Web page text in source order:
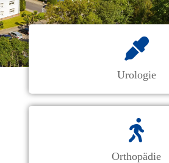
Urologie
Orthopädie